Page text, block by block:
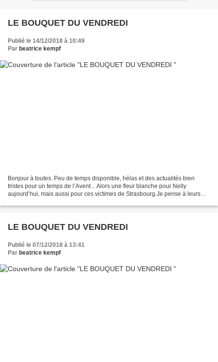
LE BOUQUET DU VENDREDI
Publié le 14/12/2018 à 10:49
Par beatrice kempf
Bonjour à toutes. Peu de temps disponible, hélas et des actualités bien
tristes pour un temps de l’Avent... Alors une fleur blanche pour Nelly
aujourd’hui, mais aussi pour ces victimes de Strasbourg.Je pense à leurs
LE BOUQUET DU VENDREDI
Publié le 07/12/2018 à 13:41
Par beatrice kempf